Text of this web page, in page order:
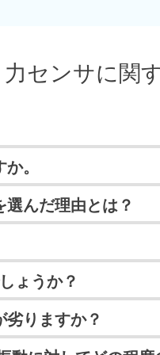
センサに関
定の精度を向上させる
。
40 kHzで動作し、IO-
時間は、IO-Linkマスタ
規格を採用していま
、アンプの入力で発生
タイムを決定するとい
んだ理由とは？
コスト効率の高いイン
環境に簡単かつ迅速に
ゲートウェイは、いわ
、すべてのフィールド
サーケーブルを使用し
する場合でも、測定点の
と同様の校正サービ
り、HBKの校正サービ
ジタルセンサの校正プ
ょうか？
ョンなど、さまざまな
コスト削減です。IO-
りますか？